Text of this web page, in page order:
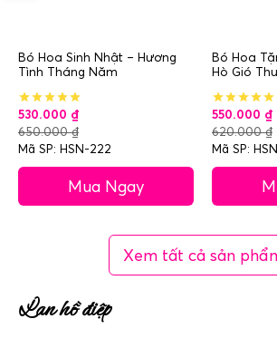
Bó Hoa Sinh Nhật – Hương
Tình Tháng Năm
530.000 ₫
650.000₫
Mã SP: HSN-222
Mua Ngay
Bó Hoa
Hò Gió Thu
550.000 ₫
620.000₫
Mã SP:
Xem tất cả sản
Lan hồ điệp